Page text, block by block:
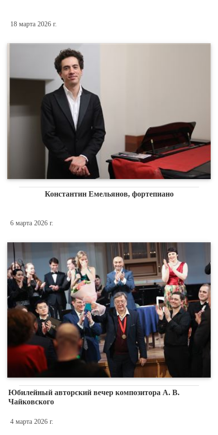
18 марта 2026 г.
Константин Емельянов, фортепиано
6 марта 2026 г.
Юбилейный авторский вечер композитора А. В.
Чайковского
4 марта 2026 г.